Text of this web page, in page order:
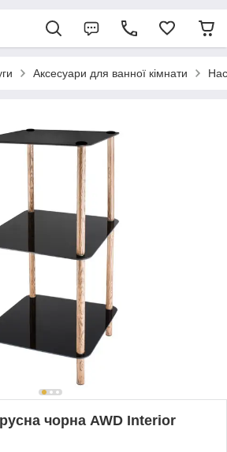
Аксесуари для ванної кімнати
чорна AWD Interior